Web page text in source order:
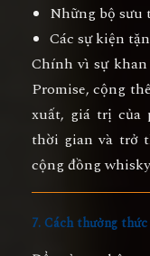
Những bộ sưu
Các sự kiện
Chính vì sự
Promise, cộng
xuất, giá trị của
thời gian và trở
cộng đồng
7. Cách thưởng